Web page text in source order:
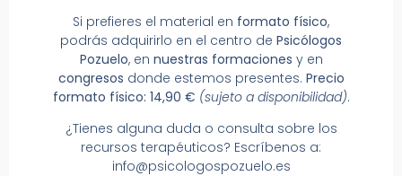
Si prefieres el material en formato físico,
podrás adquirirlo en el centro de Psicólogos
Pozuelo, en nuestras formaciones y en
congresos donde estemos presentes. Precio
formato físico: 14,90 € (sujeto a disponibilidad).
¿Tienes alguna duda o consulta sobre los
recursos terapéuticos? Escríbenos a:
info@psicologospozuelo.es